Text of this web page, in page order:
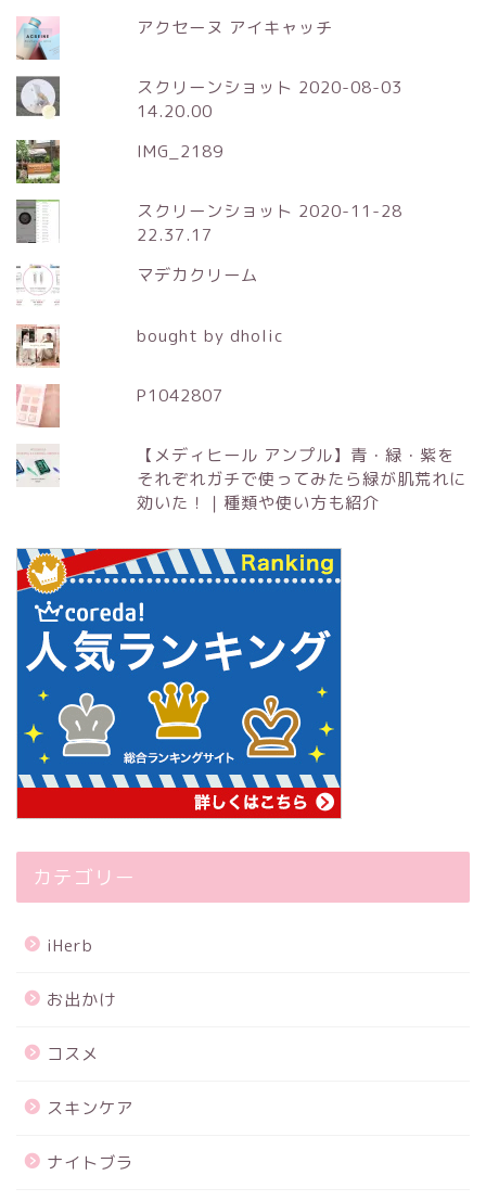
アクセーヌ アイキャッチ
スクリーンショット 2020-08-03
14.20.00
IMG_2189
スクリーンショット 2020-11-28
22.37.17
マデカクリーム
bought by dholic
P1042807
【メディヒール アンプル】青・緑・紫を
それぞれガチで使ってみたら緑が肌荒れに
効いた！｜種類や使い方も紹介
カテゴリー
iHerb
お出かけ
コスメ
スキンケア
ナイトブラ